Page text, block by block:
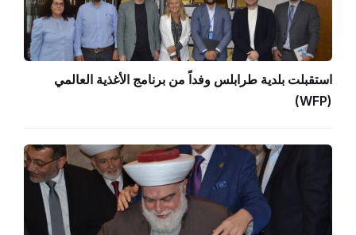
استقبلت بلدية طرابلس وفداً من برنامج الأغذية العالمي
(WFP)